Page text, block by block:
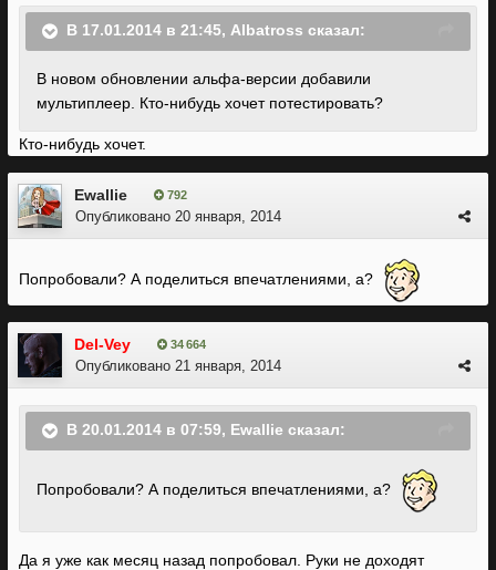
В 17.01.2014 в 21:45, Albatross сказал:
В новом обновлении альфа-версии добавили
мультиплеер. Кто-нибудь хочет потестировать?
Кто-нибудь хочет.
Ewallie 792
Опубликовано 20 января, 2014
Попробовали? А поделиться впечатлениями, а?
Del-Vey 34 664
Опубликовано 21 января, 2014
В 20.01.2014 в 07:59, Ewallie сказал:
Попробовали? А поделиться впечатлениями, а?
Да я уже как месяц назад попробовал. Руки не доходят